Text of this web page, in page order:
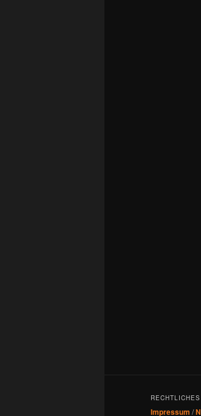
RECHTLICHES
Impressum /